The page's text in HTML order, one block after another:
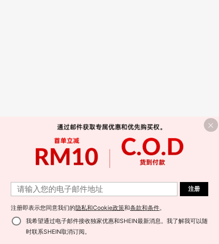
注册
注册即表示您同意我们的隐私和Cookie政策和条款和条件。
我希望通过电子邮件接收独家优惠和SHEIN最新消息。我了解我可以随
时联系SHEIN取消订阅。